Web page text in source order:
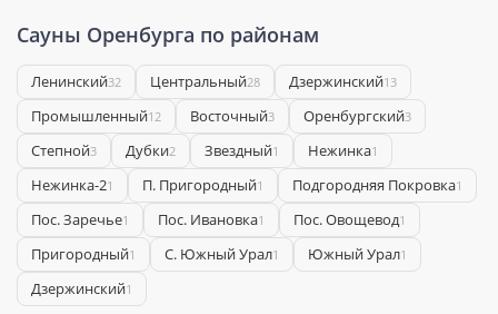
Сауны Оренбурга по районам
Ленинский32 Центральный28 Дзержинский13
Промышленный12 Восточный3 Оренбургский3
Степной3 Дубки2 Звездный1 Нежинка1
Нежинка-21 П. Пригородный1 Подгородняя Покровка1
Пос. Заречье1 Пос. Ивановка1 Пос. Овощевод1
Пригородный1 С. Южный Урал1 Южный Урал1
​Дзержинский1